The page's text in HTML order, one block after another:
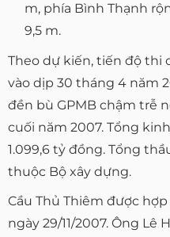
m, phía Bình Thạnh
9,5 m.
Theo dự kiến, tiến độ thi
vào dịp 30 tháng 4 năm
đền bù GPMB chậm trễ
cuối năm 2007. Tổng
1.099,6 tỷ đồng. Tổng
thuộc Bộ xây dựng.
Cầu Thủ Thiêm được
ngày 29/11/2007. Ông Lê